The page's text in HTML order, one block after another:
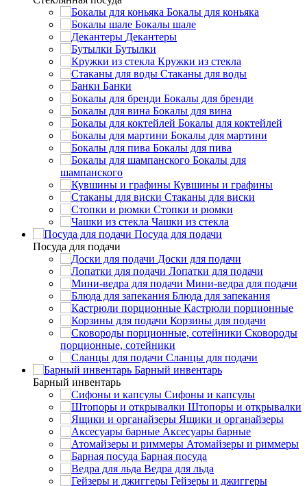
Бокалы для коньяка
Бокалы шале
Декантеры
Бутылки
Кружки из стекла
Стаканы для воды
Банки
Бокалы для бренди
Бокалы для вина
Бокалы для коктейлей
Бокалы для мартини
Бокалы для пива
Бокалы для
шампанского
Кувшины и графины
Стаканы для виски
Стопки и рюмки
Чашки из стекла
Посуда для подачи
Посуда для подачи
Доски для подачи
Лопатки для подачи
Мини-ведра для подачи
Блюда для запекания
Кастрюли порционные
Корзины для подачи
Сковороды
порционные, сотейники
Сланцы для подачи
Барный инвентарь
Барный инвентарь
Сифоны и капсулы
Штопоры и открывалки
Ящики и органайзеры
Аксесуары барные
Атомайзеры и риммеры
Барная посуда
Ведра для льда
Гейзеры и джиггеры